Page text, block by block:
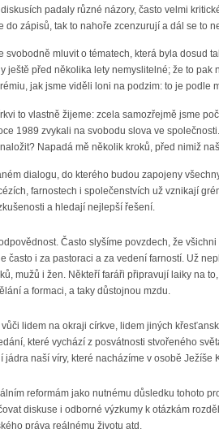
padaly různé názory, často velmi
do zápisů, tak to nahoře zcenzurují a dál se to
svobodně mluvit o tématech, která byla dosud
ještě před několika lety nemyslitelné; že to
jak jsme viděli loni na podzim: to je
to vlastně žijeme: zcela samozřejmě jsme
1989 zvykali na svobodu slova ve
Napadá mě několik kroků, před nimiž
dialogu, do kterého budou zapojeny
farnostech i společenstvích už vznikají
a hledají nejlepší řešení.
Často slyšíme povzdech, že
často i za pastoraci a za vedení farností. Už
mužů i žen. Někteří faráři připravují laiky na
a formaci, a taky důstojnou mzdu.
lidem na okraji církve, lidem jiných
které vychází z posvátnosti stvořeného
jádra naší víry, které nacházíme v osobě
reformám jako nutnému důsledku tohoto
diskuse i odborné výzkumy k otázkám
práva reálnému životu atd.